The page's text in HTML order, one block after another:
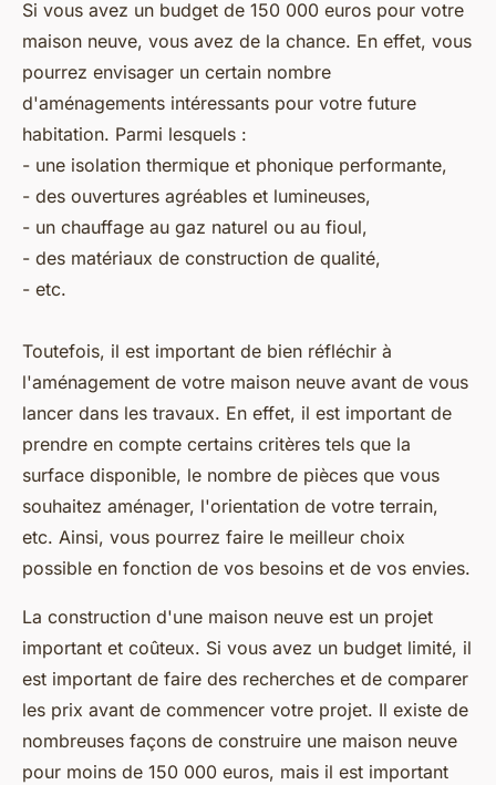
Si vous avez un budget de 150 000 euros pour votre
maison neuve, vous avez de la chance. En effet, vous
pourrez envisager un certain nombre
d'aménagements intéressants pour votre future
habitation. Parmi lesquels :
- une isolation thermique et phonique performante,
- des ouvertures agréables et lumineuses,
- un chauffage au gaz naturel ou au fioul,
- des matériaux de construction de qualité,
- etc.
Toutefois, il est important de bien réfléchir à
l'aménagement de votre maison neuve avant de vous
lancer dans les travaux. En effet, il est important de
prendre en compte certains critères tels que la
surface disponible, le nombre de pièces que vous
souhaitez aménager, l'orientation de votre terrain,
etc. Ainsi, vous pourrez faire le meilleur choix
possible en fonction de vos besoins et de vos envies.
La construction d'une maison neuve est un projet
important et coûteux. Si vous avez un budget limité, il
est important de faire des recherches et de comparer
les prix avant de commencer votre projet. Il existe de
nombreuses façons de construire une maison neuve
pour moins de 150 000 euros, mais il est important